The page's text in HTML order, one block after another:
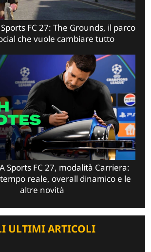
FC 27: The Grounds, il parco
che vuole cambiare tutto
Sports FC 27, modalità Carriera:
reale, overall dinamico e le
altre novità
ULTIMI ARTICOLI